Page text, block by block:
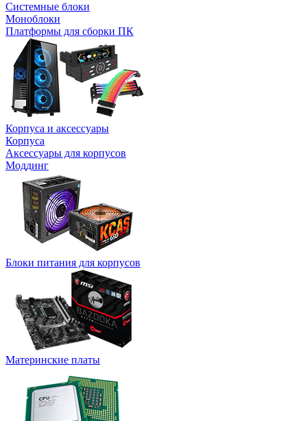
Системные блоки
Моноблоки
Платформы для сборки ПК
Корпуса и аксессуары
Корпуса
Аксессуары для корпусов
Моддинг
Блоки питания для корпусов
Материнские платы